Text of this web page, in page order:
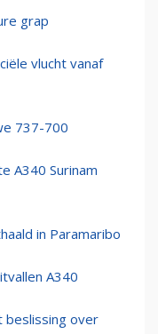
grap
vlucht vanaf
737-700
A340 Surinam
in Paramaribo
A340
beslissing over